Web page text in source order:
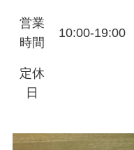
営業
時間
10:00-19:00
定休
日